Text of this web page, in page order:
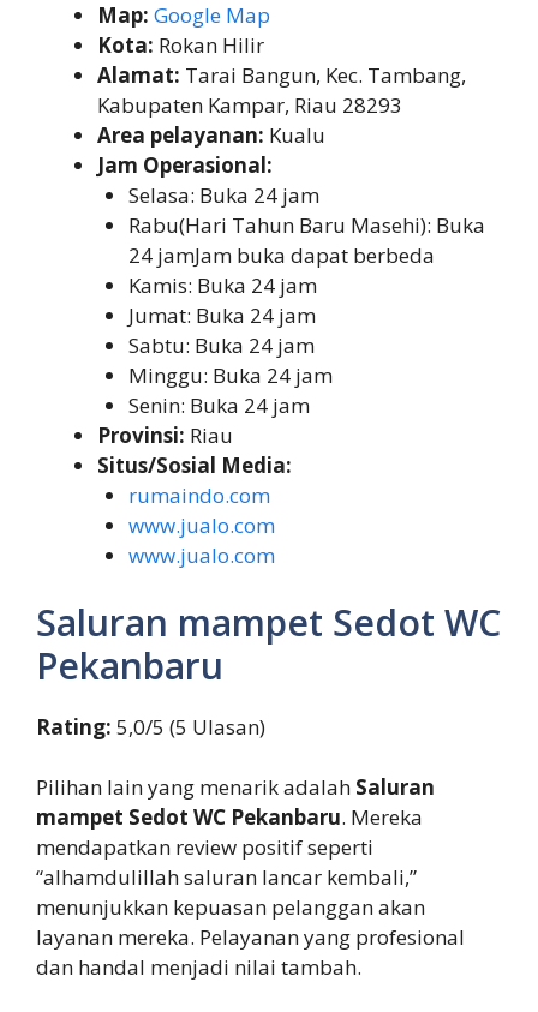
Map: Google Map
Kota: Rokan Hilir
Alamat: Tarai Bangun, Kec. Tambang,
Kabupaten Kampar, Riau 28293
Area pelayanan: Kualu
Jam Operasional:
Selasa: Buka 24 jam
Rabu(Hari Tahun Baru Masehi): Buka
24 jamJam buka dapat berbeda
Kamis: Buka 24 jam
Jumat: Buka 24 jam
Sabtu: Buka 24 jam
Minggu: Buka 24 jam
Senin: Buka 24 jam
Provinsi: Riau
Situs/Sosial Media:
rumaindo.com
www.jualo.com
www.jualo.com
Saluran mampet Sedot WC
Pekanbaru
Rating: 5,0/5 (5 Ulasan)
Pilihan lain yang menarik adalah Saluran
mampet Sedot WC Pekanbaru. Mereka
mendapatkan review positif seperti
“alhamdulillah saluran lancar kembali,”
menunjukkan kepuasan pelanggan akan
layanan mereka. Pelayanan yang profesional
dan handal menjadi nilai tambah.